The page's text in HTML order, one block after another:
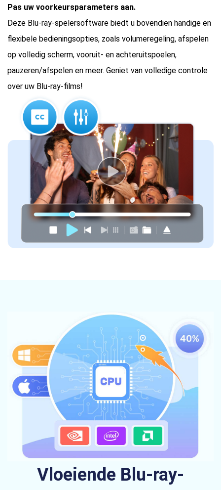
Pas uw voorkeursparameters aan.
Deze Blu-ray-spelersoftware biedt u bovendien handige en
flexibele bedieningsopties, zoals volumeregeling, afspelen
op volledig scherm, vooruit- en achteruitspoelen,
pauzeren/afspelen en meer. Geniet van volledige controle
over uw Blu-ray-films!
Vloeiende Blu-ray-